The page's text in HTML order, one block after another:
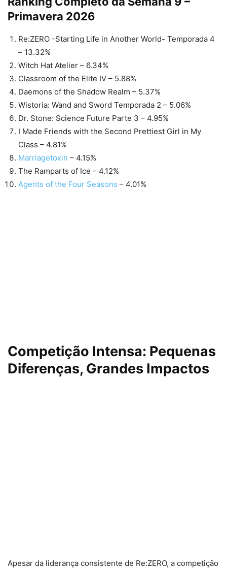
Primavera 2026
Re:ZERO -Starting Life in Another World- Temporada 4
– 13.32%
Witch Hat Atelier – 6.34%
Classroom of the Elite IV – 5.88%
Daemons of the Shadow Realm – 5.37%
Wistoria: Wand and Sword Temporada 2 – 5.06%
Dr. Stone: Science Future Parte 3 – 4.95%
I Made Friends with the Second Prettiest Girl in My
Class – 4.81%
Marriagetoxin – 4.15%
The Ramparts of Ice – 4.12%
Agents of the Four Seasons – 4.01%
Competição Intensa: Pequenas
Diferenças, Grandes Impactos
Apesar da liderança consistente de Re:ZERO, a competição